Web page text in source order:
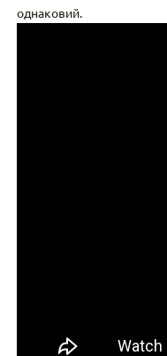
однаковий.